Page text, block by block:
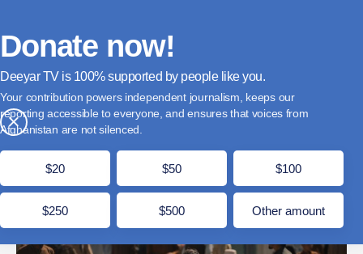
×
Donate now!
Deeyar TV is supported by people like you.
Your contribution powers independent journalism, keeps our
reporting accessible to everyone, and ensures that voices from
Afghanistan are not silenced.
$20 $50 $100
$250 $500 Other amount
طالبان از بازگشت نزدیک به سه هزار مهاجر در یک روز
از پاکستان خبر داد